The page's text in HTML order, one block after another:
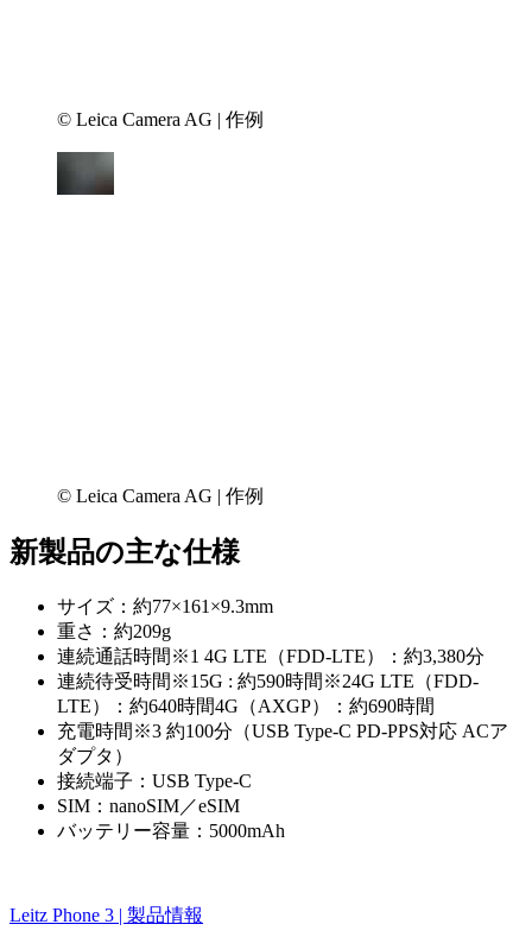
© Leica Camera AG | 作例
© Leica Camera AG | 作例
新製品の主な仕様
サイズ：約77×161×9.3mm
重さ：約209g
連続通話時間※1 4G LTE（FDD-LTE）：約3,380分
連続待受時間※15G : 約590時間※24G LTE（FDD-
LTE）：約640時間4G（AXGP）：約690時間
充電時間※3 約100分（USB Type-C PD-PPS対応 ACア
ダプタ）
接続端子：USB Type-C
SIM：nanoSIM／eSIM
バッテリー容量：5000mAh
Leitz Phone 3 | 製品情報